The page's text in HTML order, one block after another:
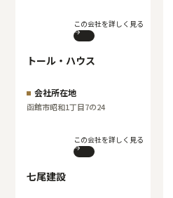
この会社を詳しく見る
トール・ハウス
会社所在地
函館市昭和1丁目7の24
この会社を詳しく見る
七尾建設